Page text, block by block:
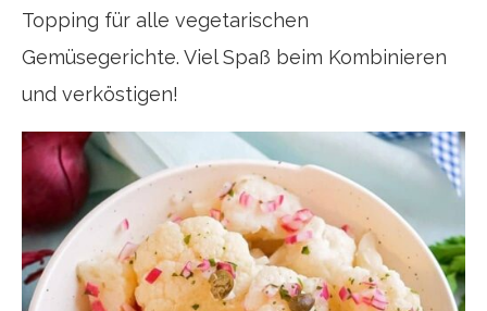
Topping für alle vegetarischen
Gemüsegerichte. Viel Spaß beim Kombinieren
und verköstigen!